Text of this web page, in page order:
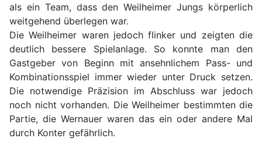
als ein Team, dass den Weilheimer Jungs körperlich
weitgehend überlegen war.
Die Weilheimer waren jedoch flinker und zeigten die
deutlich bessere Spielanlage. So konnte man den
Gastgeber von Beginn mit ansehnlichem Pass- und
Kombinationsspiel immer wieder unter Druck setzen.
Die notwendige Präzision im Abschluss war jedoch
noch nicht vorhanden. Die Weilheimer bestimmten die
Partie, die Wernauer waren das ein oder andere Mal
durch Konter gefährlich.